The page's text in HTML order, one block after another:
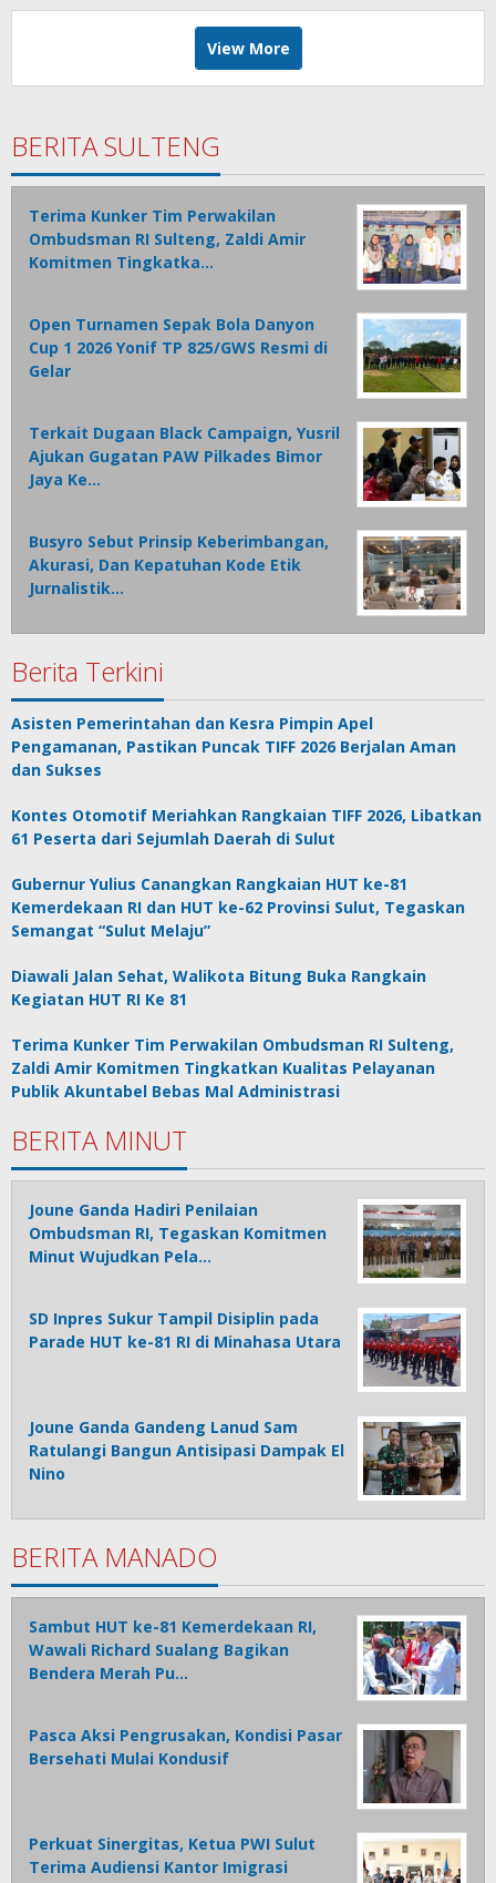
View More
BERITA SULTENG
Terima Kunker Tim Perwakilan
Ombudsman RI Sulteng, Zaldi Amir
Komitmen Tingkatka…
Open Turnamen Sepak Bola Danyon
Cup 1 2026 Yonif TP 825/GWS Resmi di
Gelar
Terkait Dugaan Black Campaign, Yusril
Ajukan Gugatan PAW Pilkades Bimor
Jaya Ke…
Busyro Sebut Prinsip Keberimbangan,
Akurasi, Dan Kepatuhan Kode Etik
Jurnalistik…
Berita Terkini
Asisten Pemerintahan dan Kesra Pimpin Apel
Pengamanan, Pastikan Puncak TIFF 2026 Berjalan Aman
dan Sukses
Kontes Otomotif Meriahkan Rangkaian TIFF 2026, Libatkan
61 Peserta dari Sejumlah Daerah di Sulut
Gubernur Yulius Canangkan Rangkaian HUT ke-81
Kemerdekaan RI dan HUT ke-62 Provinsi Sulut, Tegaskan
Semangat “Sulut Melaju”
Diawali Jalan Sehat, Walikota Bitung Buka Rangkain
Kegiatan HUT RI Ke 81
Terima Kunker Tim Perwakilan Ombudsman RI Sulteng,
Zaldi Amir Komitmen Tingkatkan Kualitas Pelayanan
Publik Akuntabel Bebas Mal Administrasi
BERITA MINUT
Joune Ganda Hadiri Penilaian
Ombudsman RI, Tegaskan Komitmen
Minut Wujudkan Pela…
SD Inpres Sukur Tampil Disiplin pada
Parade HUT ke-81 RI di Minahasa Utara
Joune Ganda Gandeng Lanud Sam
Ratulangi Bangun Antisipasi Dampak El
Nino
BERITA MANADO
Sambut HUT ke-81 Kemerdekaan RI,
Wawali Richard Sualang Bagikan
Bendera Merah Pu…
Pasca Aksi Pengrusakan, Kondisi Pasar
Bersehati Mulai Kondusif
Perkuat Sinergitas, Ketua PWI Sulut
Terima Audiensi Kantor Imigrasi